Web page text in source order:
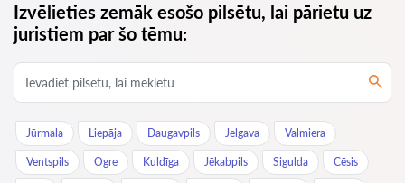
Izvēlieties zemāk esošo pilsētu, lai pārietu uz
juristiem par šo tēmu:
Jūrmala Liepāja Daugavpils Jelgava Valmiera
Ventspils Ogre Kuldīga Jēkabpils Sigulda Cēsis